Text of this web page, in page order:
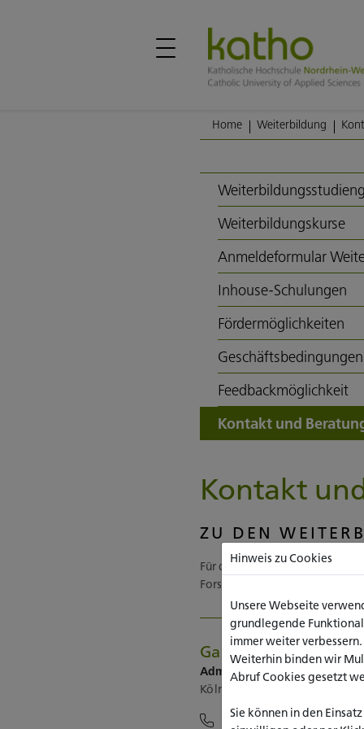
Home Weiterbildung
Weiterbildungskurse
Anmeldeformular
Inhouse-Schulungen
Fördermöglichkeiten
Geschäftsbedingungen
Feedbackmöglichkeit
Kontakt und
Kontakt
ZU DEN
Für die Beratung und Ihre
Forschungsförderung und
Gabriele Hohlbaum
Administration
Köln, Dezernat V -
+49 221 7757-326
Hinweis zu Cookies
Unsere Webseite
grundlegende
immer weiter
Weiterhin binden wir
Abruf Cookies gesetzt
Sie können in den